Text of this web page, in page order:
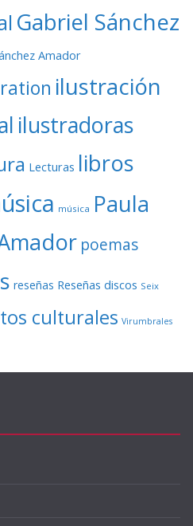
Gabriel Sánchez
Amador
ilustración
ilustradoras
Lecturas libros
música Paula
poemas
reseñas Reseñas discos Seix
culturales Virumbrales